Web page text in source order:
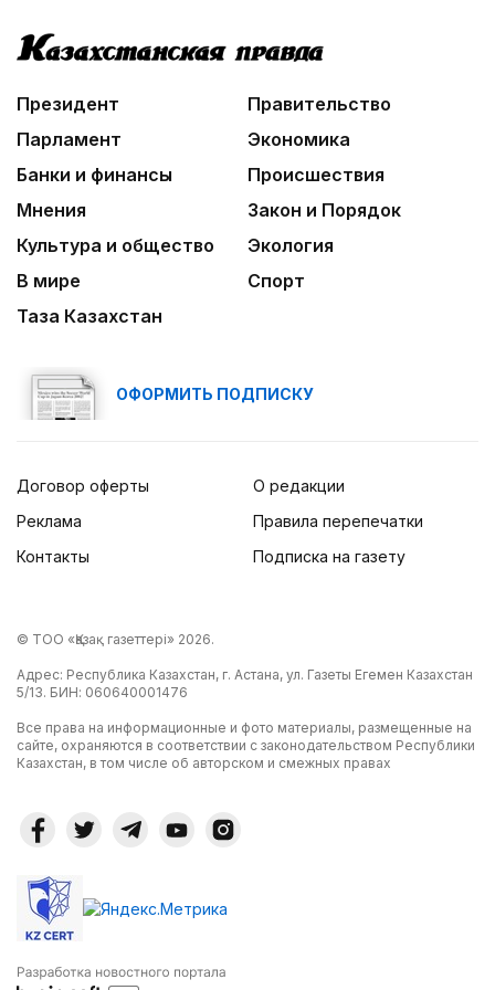
02:30
Президент
Правительство
Парламент
Экономика
Банки и финансы
Происшествия
Мнения
Закон и Порядок
Культура и общество
Экология
В мире
Спорт
Таза Казахстан
ОФОРМИТЬ ПОДПИСКУ
Договор оферты
Реклама
Контакты
О редакции
Правила перепечатки
Подписка на газету
© ТОО «Қазақ газеттері» 2026.
Адрес: Республика Казахстан, г. Астана, ул. Газеты Егемен Казахстан
5/13. БИН: 060640001476
Все права на информационные и фото материалы, размещенные на
сайте, охраняются в соответствии с законодательством Республики
Казахстан, в том числе об авторском и смежных правах